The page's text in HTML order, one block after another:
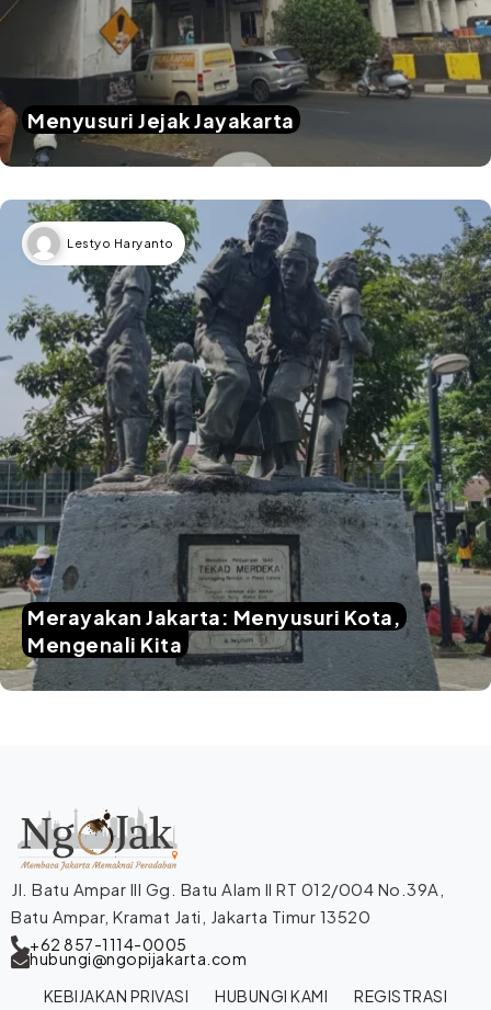
Menyusuri Jejak Jayakarta
Lestyo Haryanto
Merayakan Jakarta: Menyusuri Kota,
Mengenali Kita
Jl. Batu Ampar III Gg. Batu Alam II RT 012/004 No.39A,
Batu Ampar, Kramat Jati, Jakarta Timur 13520
+62 857-1114-0005
hubungi@ngopijakarta.com
KEBIJAKAN PRIVASI
HUBUNGI KAMI REGISTRASI